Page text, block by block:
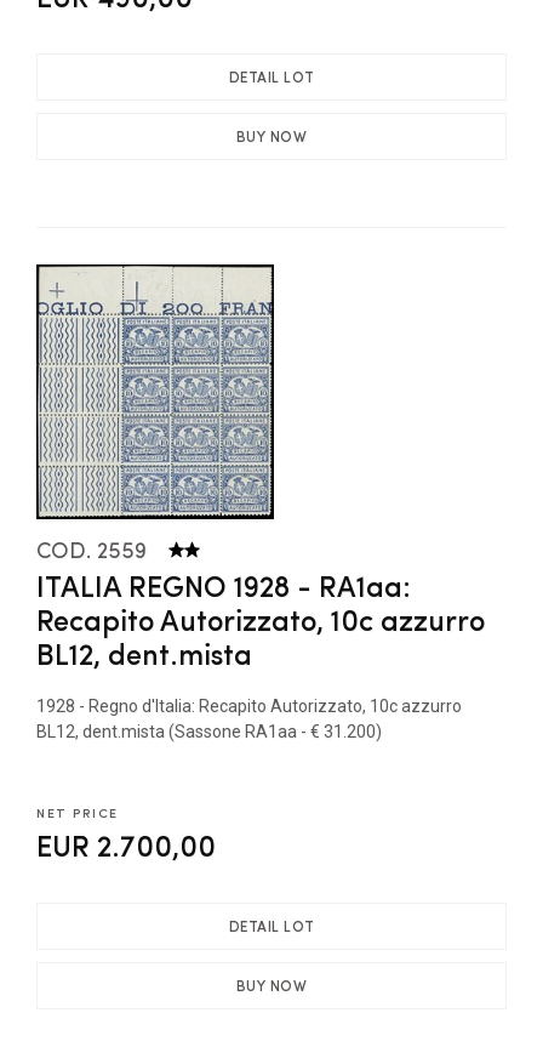
DETAIL LOT
BUY NOW
COD. 2559
ITALIA REGNO 1928 - RA1aa:
Recapito Autorizzato, 10c azzurro
BL12, dent.mista
1928 - Regno d'Italia: Recapito Autorizzato, 10c azzurro
BL12, dent.mista (Sassone RA1aa - € 31.200)
NET PRICE
EUR 2.700,00
DETAIL LOT
BUY NOW